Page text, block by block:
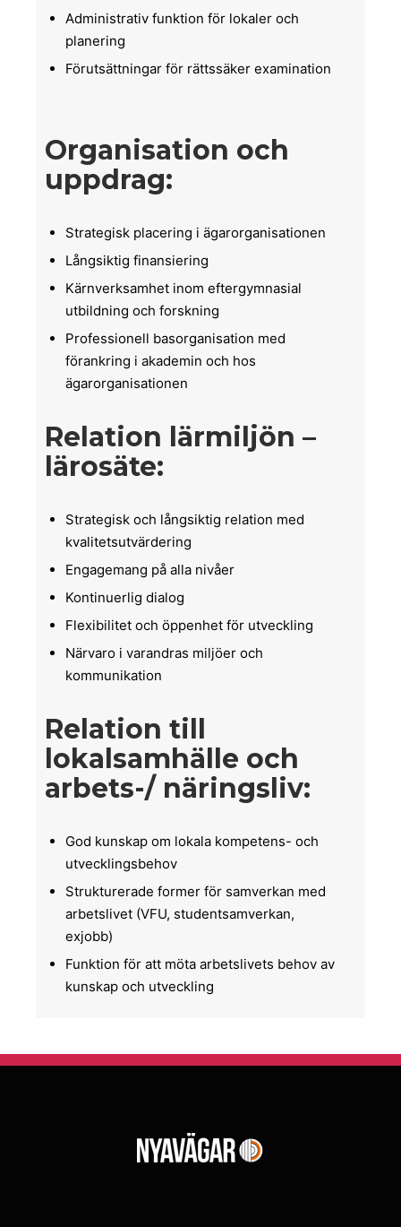
Administrativ funktion för lokaler och
planering
Förutsättningar för rättssäker examination
Organisation och
uppdrag:
Strategisk placering i ägarorganisationen
Långsiktig finansiering
Kärnverksamhet inom eftergymnasial
utbildning och forskning
Professionell basorganisation med
förankring i akademin och hos
ägarorganisationen
Relation lärmiljön –
lärosäte:
Strategisk och långsiktig relation med
kvalitetsutvärdering
Engagemang på alla nivåer
Kontinuerlig dialog
Flexibilitet och öppenhet för utveckling
Närvaro i varandras miljöer och
kommunikation
Relation till
lokalsamhälle och
arbets-/ näringsliv:
God kunskap om lokala kompetens- och
utvecklingsbehov
Strukturerade former för samverkan med
arbetslivet (VFU, studentsamverkan,
exjobb)
Funktion för att möta arbetslivets behov av
kunskap och utveckling